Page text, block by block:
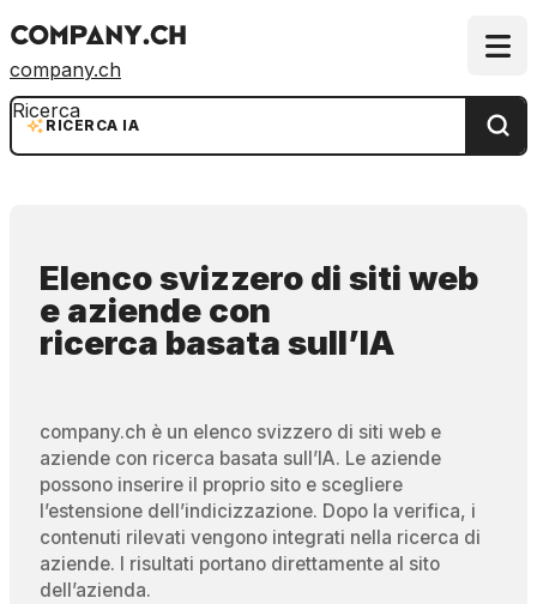
company.ch
RICERCA IA
Ricerca
Elenco svizzero di siti web
e aziende con
ricerca basata sull’IA
company.ch è un elenco svizzero di siti web e
aziende con ricerca basata sull’IA. Le aziende
possono inserire il proprio sito e scegliere
l’estensione dell’indicizzazione. Dopo la verifica, i
contenuti rilevati vengono integrati nella ricerca di
aziende. I risultati portano direttamente al sito
dell’azienda.